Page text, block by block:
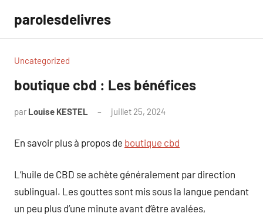
contenu
parolesdelivres
Uncategorized
boutique cbd : Les bénéfices
par Louise KESTEL juillet 25, 2024
En savoir plus à propos de boutique cbd
L’huile de CBD se achète généralement par direction
sublingual. Les gouttes sont mis sous la langue pendant
un peu plus d’une minute avant d’être avalées,